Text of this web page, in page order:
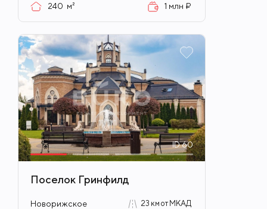
240 м² 1 млн ₽
ID60
Поселок Гринфилд
Новорижское 23 км от МКАД